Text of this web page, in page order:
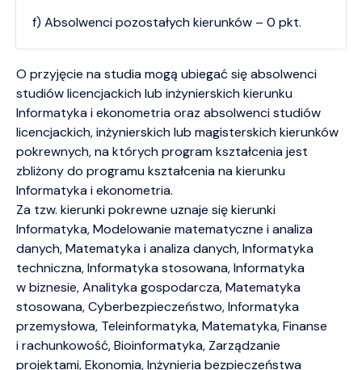
f) Absolwenci pozostałych kierunków – 0 pkt.
O przyjęcie na studia mogą ubiegać się absolwenci
studiów licencjackich lub inżynierskich kierunku
Informatyka i ekonometria oraz absolwenci studiów
licencjackich, inżynierskich lub magisterskich kierunków
pokrewnych, na których program kształcenia jest
zbliżony do programu kształcenia na kierunku
Informatyka i ekonometria.
Za tzw. kierunki pokrewne uznaje się kierunki
Informatyka, Modelowanie matematyczne i analiza
danych, Matematyka i analiza danych, Informatyka
techniczna, Informatyka stosowana, Informatyka
w biznesie, Analityka gospodarcza, Matematyka
stosowana, Cyberbezpieczeństwo, Informatyka
przemysłowa, Teleinformatyka, Matematyka, Finanse
i rachunkowość, Bioinformatyka, Zarządzanie
projektami, Ekonomia, Inżynieria bezpieczeństwa